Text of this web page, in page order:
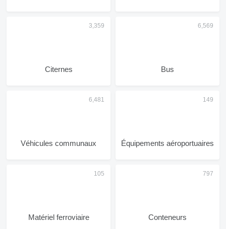
Citernes Bus
Véhicules communaux Équipements aéroportuaires
Matériel ferroviaire Conteneurs